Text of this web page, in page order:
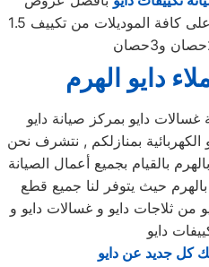
تكييف دايو والخصومات الدائمة على كافة الموديلات من تكييف 1.5
دايو الهرم
دايو بمركز صيانة دايو
الكهربائية بمنازلكم , نتشرف نحن
بالقيام بجميع أعمال الصيانة
بالهرم حيث يتوفر لنا جميع قطع
من ثلاجات دايو و غسالات دايو و
دايو
كل جديد عن دايو